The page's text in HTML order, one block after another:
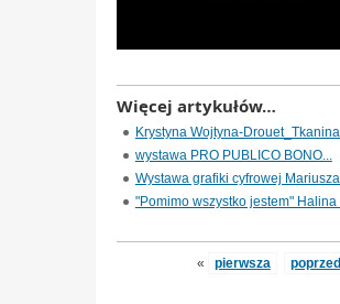
Więcej artykułów…
Krystyna Wojtyna-
wystawa PRO PUBLICO BONO...
Wystawa grafiki cyfrowej
"Pomimo wszystko jestem"
« pierwsza